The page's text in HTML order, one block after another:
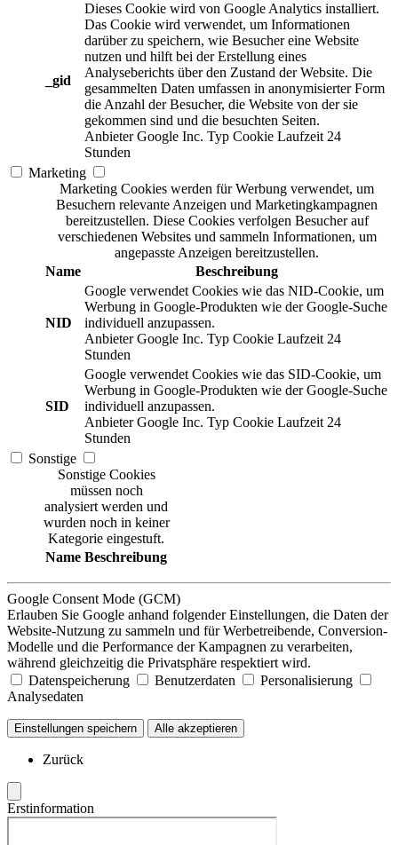
_gid
Dieses Cookie wird von Google Analytics installiert.
Das Cookie wird verwendet, um Informationen
darüber zu speichern, wie Besucher eine Website
nutzen und hilft bei der Erstellung eines
Analyseberichts über den Zustand der Website. Die
gesammelten Daten umfassen in anonymisierter Form
die Anzahl der Besucher, die Website von der sie
gekommen sind und die besuchten Seiten.
Anbieter Google Inc. Typ Cookie Laufzeit 24
Stunden
Marketing
Marketing Cookies werden für Werbung verwendet, um
Besuchern relevante Anzeigen und Marketingkampagnen
bereitzustellen. Diese Cookies verfolgen Besucher auf
verschiedenen Websites und sammeln Informationen, um
angepasste Anzeigen bereitzustellen.
Name
Beschreibung
NID
Google verwendet Cookies wie das NID-Cookie, um
Werbung in Google-Produkten wie der Google-Suche
individuell anzupassen.
Anbieter Google Inc. Typ Cookie Laufzeit 24
Stunden
SID
Google verwendet Cookies wie das SID-Cookie, um
Werbung in Google-Produkten wie der Google-Suche
individuell anzupassen.
Anbieter Google Inc. Typ Cookie Laufzeit 24
Stunden
Sonstige
Sonstige Cookies
müssen noch
analysiert werden und
wurden noch in keiner
Kategorie eingestuft.
Name Beschreibung
Google Consent Mode (GCM)
Erlauben Sie Google anhand folgender Einstellungen, die Daten der
Website-Nutzung zu sammeln und für Werbetreibende, Conversion-
Modelle und die Performance der Kampagnen zu verarbeiten,
während gleichzeitig die Privatsphäre respektiert wird.
Datenspeicherung
Benutzerdaten
Personalisierung
Analysedaten
Einstellungen speichern Alle akzeptieren
Zurück
Erstinformation